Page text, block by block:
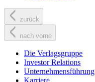
zurück
nach vorne
Die Verlagsgruppe
Investor Relations
Unternehmensführung
Karriere